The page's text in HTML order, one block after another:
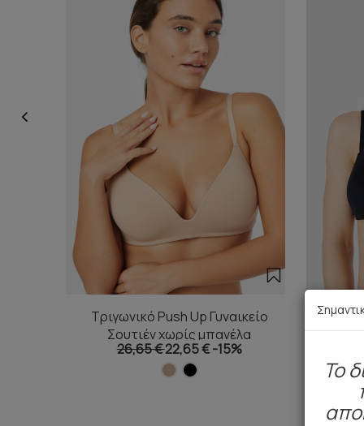
Τριγωνικό Push Up Γυναικείο
Σουτιέν χωρίς μπανέλα
26,65 €22,65 €-15%
To